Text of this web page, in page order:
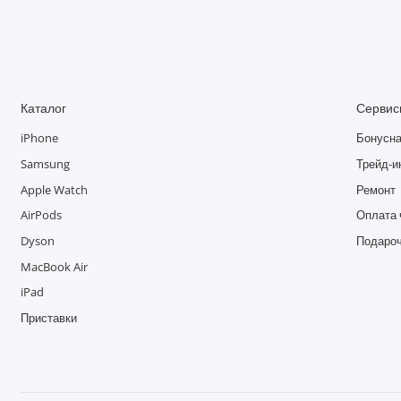
До 8 часов работы очков, до 48
Быстрая зарядка
IPX4 (защита от брызг, без
Каталог
iPhone
Samsung
Apple Watch
AirPods
Dyson
MacBook Air
iPad
Приставки
Трейд-
Ремонт
Оплата